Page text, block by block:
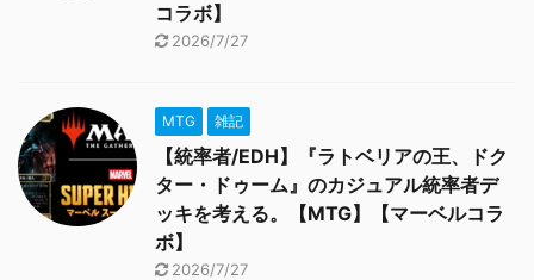
コラボ】
2026/7/27
MTG 雑記
【統率者/EDH】『ラトベリアの王、ドク
ター・ドゥーム』のカジュアル統率者デ
ッキを考える。【MTG】【マーベルコラ
ボ】
2026/7/27